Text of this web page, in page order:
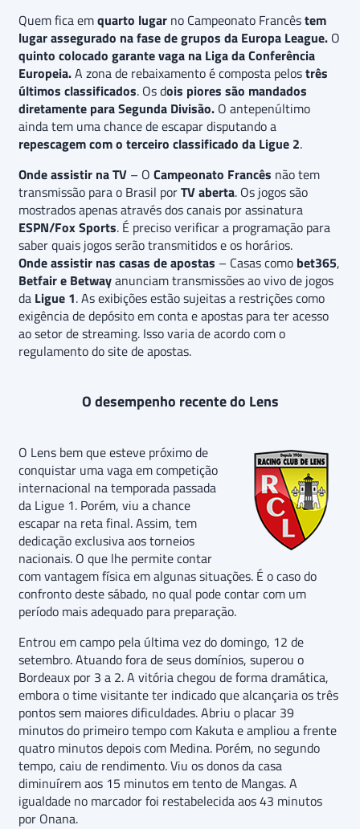
Quem fica emquarto lugar no Campeonato Francêstem
lugar assegurado na fase de grupos da Europa League. O
quinto colocado garante vaga na Liga da Conferência
Europeia.A zona de rebaixamento é composta pelostrês
últimos classificados. Os dois piores são mandados
diretamente para Segunda Divisão. O antepenúltimo
ainda tem uma chance de escapar disputando a
repescagem com o terceiro classificado da Ligue 2.
Onde assistir na TV – O Campeonato Francês não tem
transmissão para o Brasil porTV aberta. Os jogos são
mostrados apenas através dos canais por assinatura
ESPN/Fox Sports. É preciso verificar a programação para
saber quais jogos serão transmitidos e os horários.
Onde assistir nas casas de apostas – Casas como bet365,
Betfair e Betwayanunciam transmissões ao vivo de jogos
da Ligue 1. As exibições estão sujeitas a restrições como
exigência de depósito em conta e apostas para ter acesso
ao setor de streaming. Isso varia de acordo com o
regulamento do site de apostas.
O desempenho recente do Lens
O Lens bem que esteve próximo de
conquistar uma vaga em competição
internacional na temporada passada
da Ligue 1. Porém, viu a chance
escapar na reta final. Assim, tem
dedicação exclusiva aos torneios
nacionais. O que lhe permite contar
com vantagem física em algunas situações. É o caso do
confronto deste sábado, no qual pode contar com um
período mais adequado para preparação.
Entrou em campo pela última vez do domingo, 12 de
setembro. Atuando fora de seus domínios, superou o
Bordeaux por 3 a 2. A vitória chegou de forma dramática,
embora o time visitante ter indicado que alcançaria os três
pontos sem maiores dificuldades. Abriu o placar 39
minutos do primeiro tempo com Kakuta e ampliou a frente
quatro minutos depois com Medina. Porém, no segundo
tempo, caiu de rendimento. Viu os donos da casa
diminuírem aos 15 minutos em tento de Mangas. A
igualdade no marcador foi restabelecida aos 43 minutos
por Onana.